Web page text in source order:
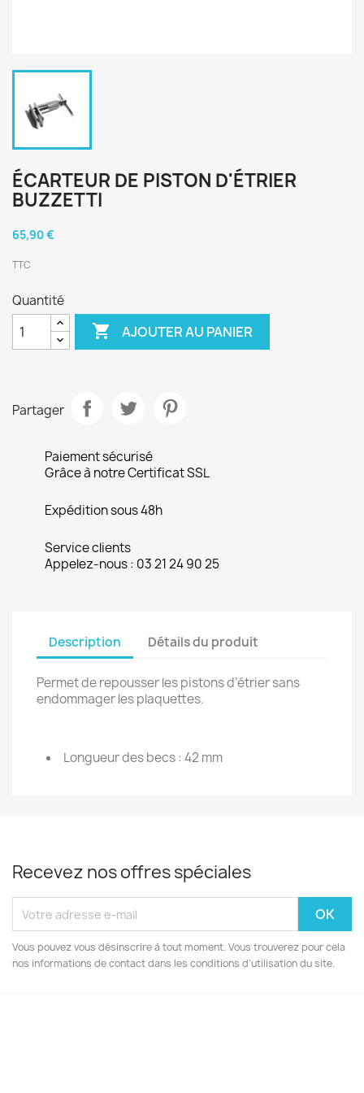
ÉCARTEUR DE PISTON D'ÉTRIER
BUZZETTI
65,90 €
TTC
Quantité
 AJOUTER AU PANIER
Partager
Paiement sécurisé
Grâce à notre Certificat SSL
Expédition sous 48h
Service clients
Appelez-nous : 03 21 24 90 25
Description Détails du produit
Permet de repousser les pistons d’étrier sans
endommager les plaquettes.
Longueur des becs : 42 mm
Recevez nos offres spéciales
Vous pouvez vous désinscrire à tout moment. Vous trouverez pour cela
nos informations de contact dans les conditions d'utilisation du site.